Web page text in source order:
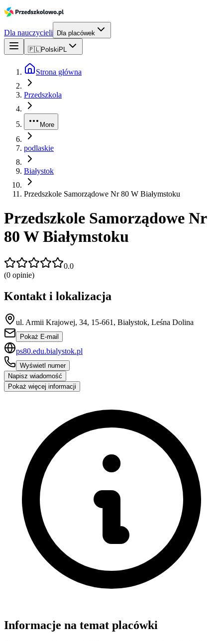
Dla nauczycieli Dla placówek
🇵🇱Polski PL
Strona główna
Przedszkola
More
podlaskie
Białystok
Przedszkole Samorządowe Nr 80 W Białymstoku
Przedszkole Samorządowe Nr
80 W Białymstoku
0.0
(0 opinie)
Kontakt i lokalizacja
ul. Armii Krajowej, 34, 15-661, Białystok, Leśna Dolina
Pokaż E-mail
ps80.edu.bialystok.pl
Wyświetl numer
Napisz wiadomość
Pokaż więcej informacji
Informacje na temat placówki